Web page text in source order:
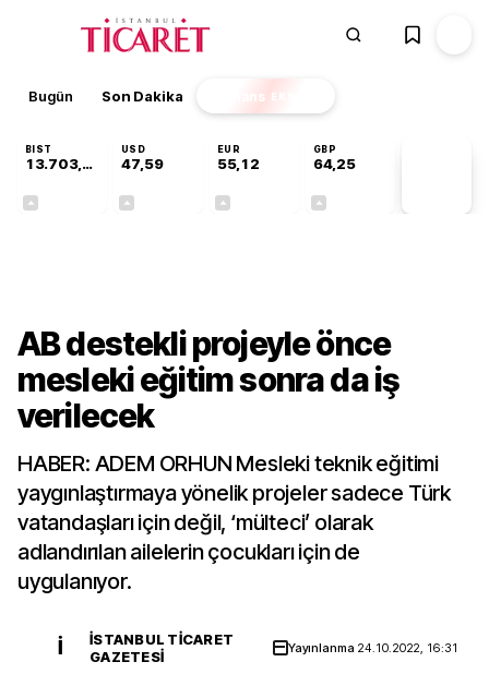
Bugün Son Dakika Finans EKSTRA
BIST
13.703,13
USD
47,59
EUR
55,12
GBP
64,25
AB destekli projeyle önce
mesleki eğitim sonra da iş
verilecek
HABER: ADEM ORHUN Mesleki teknik eğitimi
yaygınlaştırmaya yönelik projeler sadece Türk
vatandaşları için değil, ‘mülteci’ olarak
adlandırılan ailelerin çocukları için de
uygulanıyor.
İ
İSTANBUL TICARET
GAZETESI
Yayınlanma 24.10.2022, 16:31